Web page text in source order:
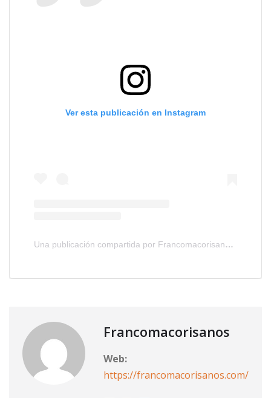
Ver esta publicación en Instagram
Una publicación compartida por Francomacorisanos.com (@francomacorisanos)
Francomacorisanos
Web:
https://francomacorisanos.com/